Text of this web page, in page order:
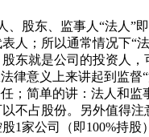
、股东、监事人“法人”
人；所以通常情况下“
东就是公司的投资人，
律意义上来讲起到监督
；简单的讲：法人和监
不占股份。另外值得注
1家公司（即100%持股